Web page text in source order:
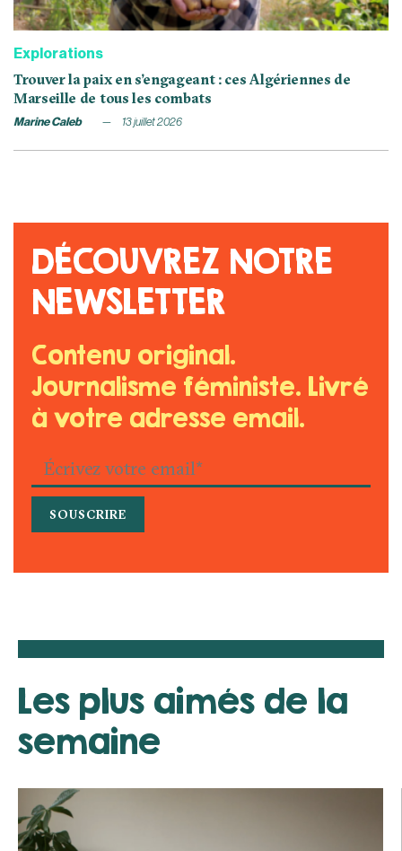
Explorations
Trouver la paix en s’engageant : ces Algériennes de
Marseille de tous les combats
Marine Caleb 13 juillet 2026
DÉCOUVREZ NOTRE
NEWSLETTER
Contenu original.
Journalisme féministe. Livré
à votre adresse email.
Les plus aimés de la
semaine